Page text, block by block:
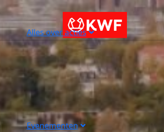
Alles over acties
Evenementen